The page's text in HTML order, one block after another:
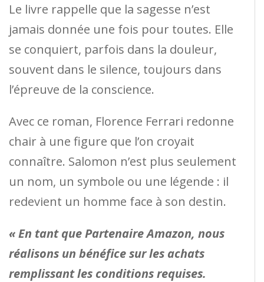
Le livre rappelle que la sagesse n’est
jamais donnée une fois pour toutes. Elle
se conquiert, parfois dans la douleur,
souvent dans le silence, toujours dans
l’épreuve de la conscience.
Avec ce roman, Florence Ferrari redonne
chair à une figure que l’on croyait
connaître. Salomon n’est plus seulement
un nom, un symbole ou une légende : il
redevient un homme face à son destin.
« En tant que Partenaire Amazon, nous
réalisons un bénéfice sur les achats
remplissant les conditions requises.